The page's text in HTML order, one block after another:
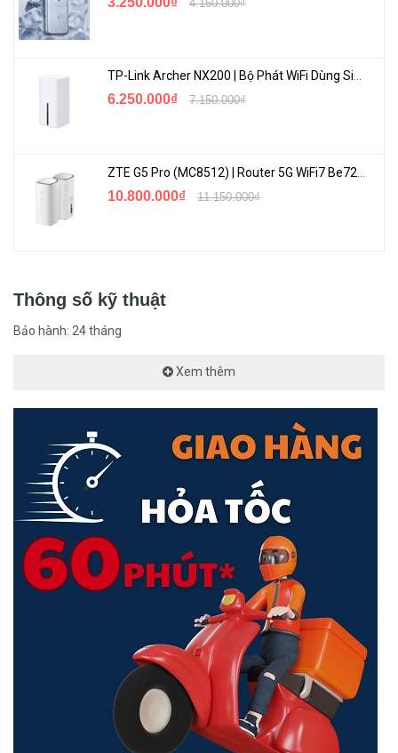
thông (ISP) và modem nào.
Wi-Fi 7 giải phóng toàn bộ tiềm năng của 4K-QAM và băng tần 6
từng có lên đến 11 Gbps. Băng tần 6 GHz mới cung cấp các kênh
pháp lưới Deco BM65, bạn có thể tận hưởng trải nghiệm trực tuyến
không bị gián đoạn, cả trong nhà và ngoài trời.
Chuẩn IP65 Chống chịu Thời tiết thích hợp cho Tình huống
4.150.000₫
6.250.000₫ 7.150.000₫
10.800.000₫ 11.150.000₫
Thông số kỹ thuật
Bảo hành: 24 tháng
Xem thêm